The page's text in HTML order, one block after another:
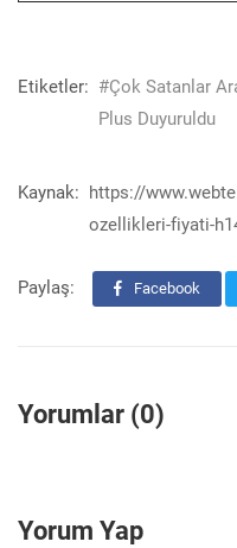
Etiketler: #Çok Satanlar
Plus Duyuruldu
Kaynak: https://
ozellikleri-fiyati-
Paylaş: Facebook
Yorumlar (0)
Yorum Yap